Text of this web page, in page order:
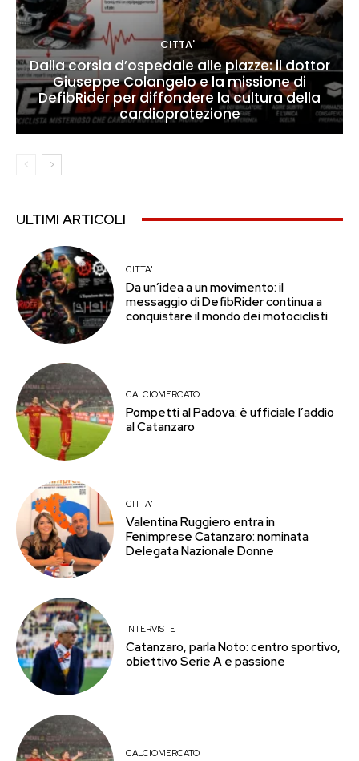
CITTA'
Dalla corsia d’ospedale alle piazze: il dottor
Giuseppe Colangelo e la missione di
DefibRider per diffondere la cultura della
cardioprotezione
ULTIMI ARTICOLI
CITTA'
Da un’idea a un movimento: il
messaggio di DefibRider continua a
conquistare il mondo dei motociclisti
CALCIOMERCATO
Pompetti al Padova: è ufficiale l’addio
al Catanzaro
CITTA'
Valentina Ruggiero entra in
Fenimprese Catanzaro: nominata
Delegata Nazionale Donne
INTERVISTE
Catanzaro, parla Noto: centro sportivo,
obiettivo Serie A e passione
CALCIOMERCATO